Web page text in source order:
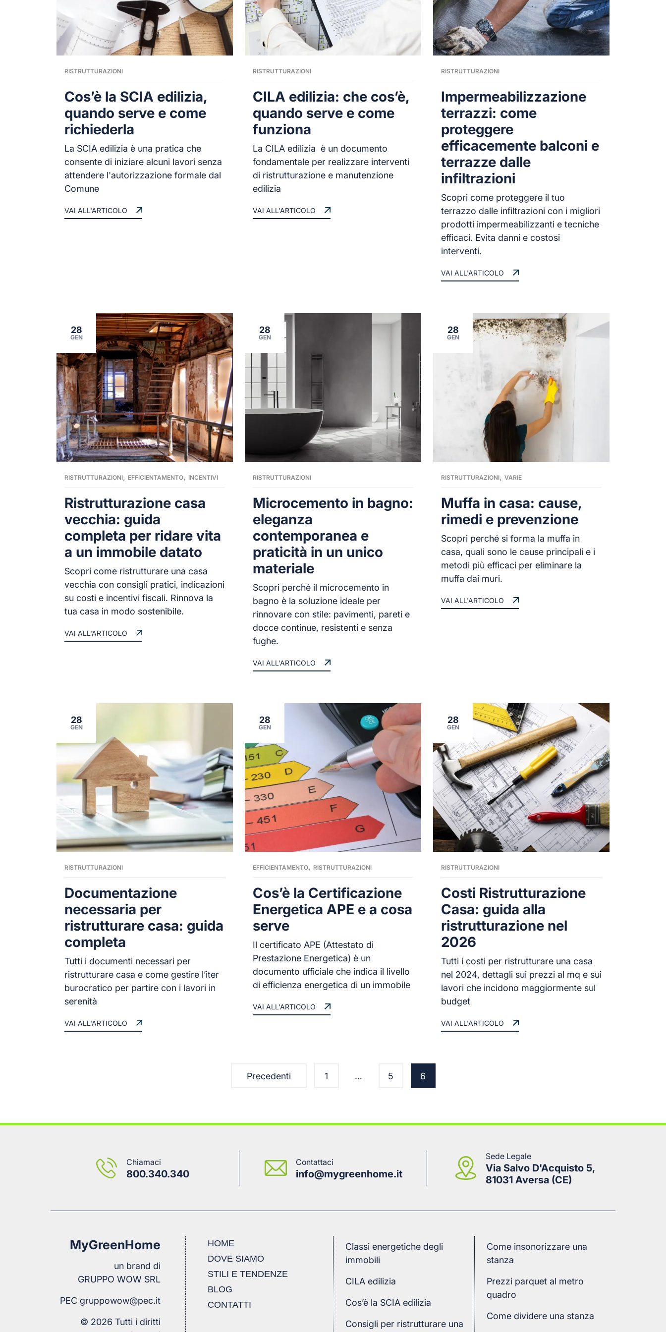
Cos’è la SCIA edilizia,
quando serve e come
richiederla
La SCIA edilizia è una pratica che
consente di iniziare alcuni lavori senza
attendere l'autorizzazione formale dal
Comune
RISTRUTTURAZIONI
VAI ALL'ARTICOLO
CILA edilizia: che cos’è,
quando serve e come
funziona
La CILA edilizia è un documento
fondamentale per realizzare interventi
di ristrutturazione e manutenzione
edilizia
RISTRUTTURAZIONI
VAI ALL'ARTICOLO
Impermeabilizzazione
terrazzi: come
proteggere
efficacemente balconi e
terrazze dalle
infiltrazioni
Scopri come proteggere il tuo
terrazzo dalle infiltrazioni con i migliori
prodotti impermeabilizzanti e tecniche
efficaci. Evita danni e costosi
interventi.
RISTRUTTURAZIONI
VAI ALL'ARTICOLO
Ristrutturazione casa
vecchia: guida
completa per ridare vita
a un immobile datato
Scopri come ristrutturare una casa
vecchia con consigli pratici, indicazioni
su costi e incentivi fiscali. Rinnova la
tua casa in modo sostenibile.
RISTRUTTURAZIONI, EFFICIENTAMENTO, INCENTIVI
VAI ALL'ARTICOLO
28
GEN
Microcemento in bagno:
eleganza
contemporanea e
praticità in un unico
materiale
Scopri perché il microcemento in
bagno è la soluzione ideale per
rinnovare con stile: pavimenti, pareti e
docce continue, resistenti e senza
fughe.
RISTRUTTURAZIONI
VAI ALL'ARTICOLO
28
GEN
Muffa in casa: cause,
rimedi e prevenzione
Scopri perché si forma la muffa in
casa, quali sono le cause principali e i
metodi più efficaci per eliminare la
muffa dai muri.
RISTRUTTURAZIONI, VARIE
VAI ALL'ARTICOLO
28
GEN
Documentazione
necessaria per
ristrutturare casa: guida
completa
Tutti i documenti necessari per
ristrutturare casa e come gestire l’iter
burocratico per partire con i lavori in
serenità
RISTRUTTURAZIONI
VAI ALL'ARTICOLO
28
GEN
Cos’è la Certificazione
Energetica APE e a cosa
serve
Il certificato APE (Attestato di
Prestazione Energetica) è un
documento ufficiale che indica il livello
di efficienza energetica di un immobile
EFFICIENTAMENTO, RISTRUTTURAZIONI
VAI ALL'ARTICOLO
28
GEN
Costi Ristrutturazione
Casa: guida alla
ristrutturazione nel
2026
Tutti i costi per ristrutturare una casa
nel 2024, dettagli sui prezzi al mq e sui
lavori che incidono maggiormente sul
budget
RISTRUTTURAZIONI
VAI ALL'ARTICOLO
28
GEN
Paginazione
del
Precedenti 1 … 5 6
Chiamaci
800.340.340
Contattaci
info@mygreenhome.it
Sede Legale
Via Salvo D'Acquisto 5,
81031 Aversa (CE)
MyGreenHome
un brand di
GRUPPO WOW SRL
PEC gruppowow@pec.it
© 2026 Tutti i diritti
HOME
DOVE SIAMO
STILI E TENDENZE
BLOG
CONTATTI
Classi energetiche degli
immobili
CILA edilizia
Cos’è la SCIA edilizia
Consigli per ristrutturare una
Come insonorizzare una
stanza
Prezzi parquet al metro
quadro
Come dividere una stanza